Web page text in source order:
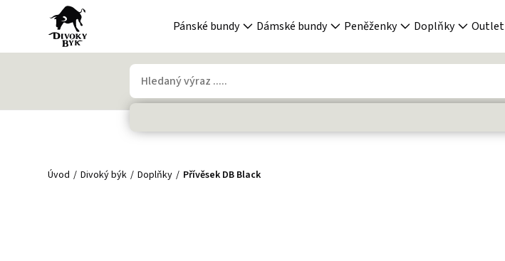
Pánské bundy Dámské bundy Peněženky Doplňky Outlet
Úvod Divoký býk Doplňky Přívěsek DB Black